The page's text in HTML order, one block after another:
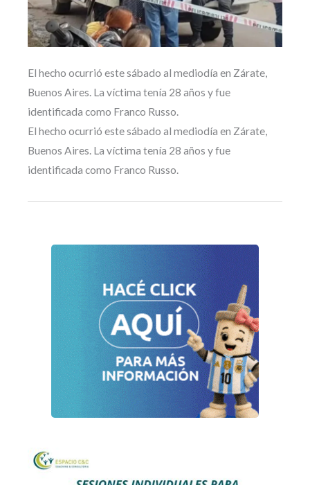
El hecho ocurrió este sábado al mediodía en Zárate,
Buenos Aires. La víctima tenía 28 años y fue
identificada como Franco Russo.
El hecho ocurrió este sábado al mediodía en Zárate,
Buenos Aires. La víctima tenía 28 años y fue
identificada como Franco Russo.